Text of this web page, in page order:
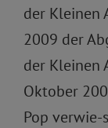
der Kleinen
2009 der
der Kleinen
Oktober
Pop verwie-